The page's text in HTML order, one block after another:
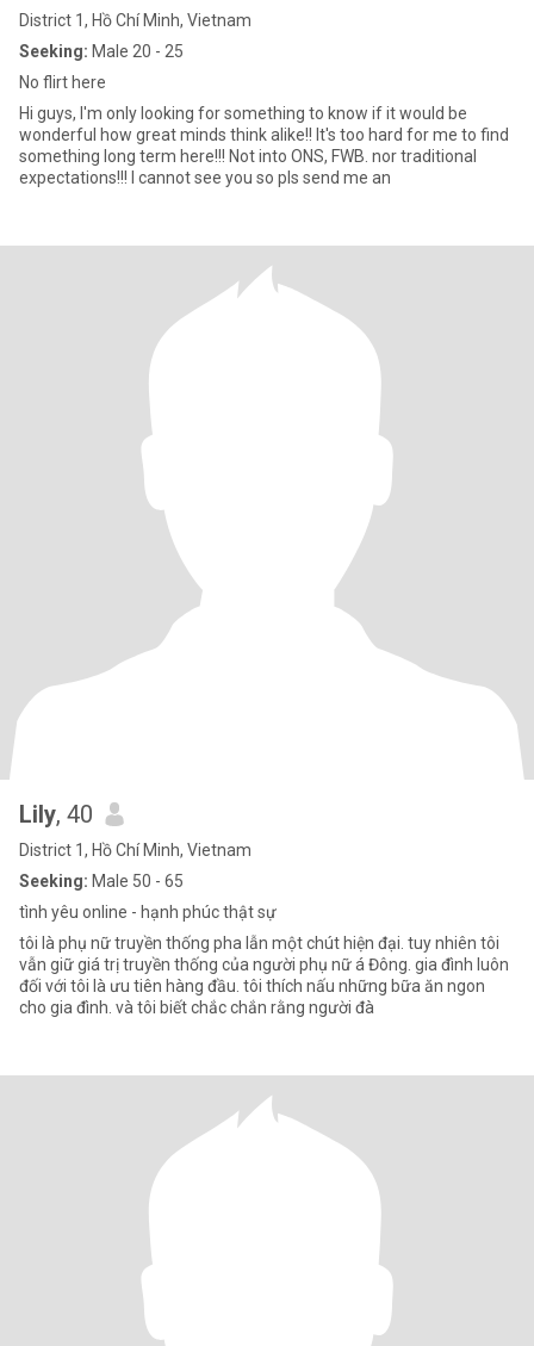
District 1, Hồ Chí Minh, Vietnam
Seeking: Male 20 - 25
No flirt here
Hi guys, I'm only looking for something to know if it would be
wonderful how great minds think alike!! It's too hard for me to find
something long term here!!! Not into ONS, FWB. nor traditional
expectations!!! I cannot see you so pls send me an
Lily, 40
District 1, Hồ Chí Minh, Vietnam
Seeking: Male 50 - 65
tình yêu online - hạnh phúc thật sự
tôi là phụ nữ truyền thống pha lẫn một chút hiện đại. tuy nhiên tôi
vẫn giữ giá trị truyền thống của người phụ nữ á Đông. gia đình luôn
đối với tôi là ưu tiên hàng đầu. tôi thích nấu những bữa ăn ngon
cho gia đình. và tôi biết chắc chắn rằng người đà